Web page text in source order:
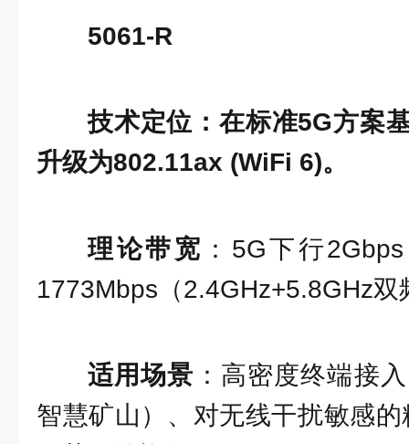
5061-R
技术定位：在标准5G方案
升级为802.11ax (WiFi 6)。
理论带宽 ：5G下行
1773Mbps（2.4GHz+5.8GHz双
适用场景 ：高密度终端接
智慧矿山）、对无线干扰敏感